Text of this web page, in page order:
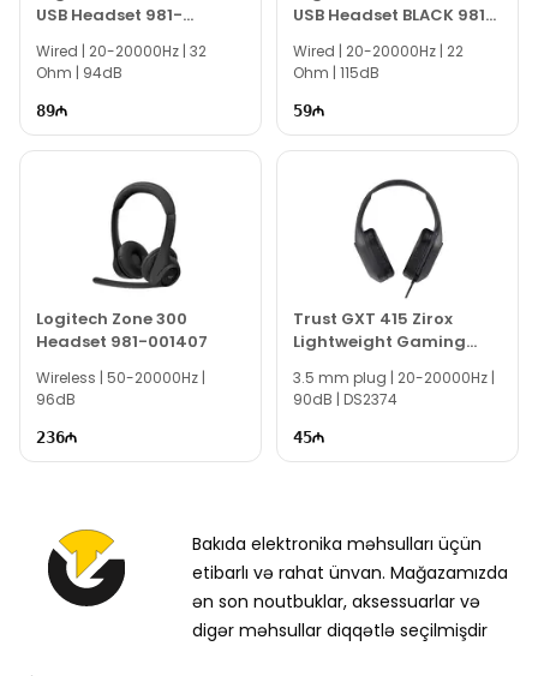
USB Headset 981-
000406
Wired | 20-20000Hz | 32
Ohm | 94dB
89
USB Headset BLACK 981-
000475
Wired | 20-20000Hz | 22
Ohm | 115dB
59
Logitech Zone 300
Headset 981-001407
Wireless | 50-20000Hz |
96dB
236
Trust GXT 415 Zirox
Lightweight Gaming
Headset Black
3.5 mm plug | 20-20000Hz |
90dB | DS2374
45
Bakıda elektronika məhsulları üçün
etibarlı və rahat ünvan. Mağazamızda
ən son noutbuklar, aksessuarlar və
digər məhsullar diqqətlə seçilmişdir